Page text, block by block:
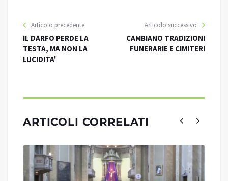
Articolo precedente
IL DARFO PERDE LA
TESTA, MA NON LA
LUCIDITA'
Articolo successivo
CAMBIANO TRADIZIONI
FUNERARIE E CIMITERI
ARTICOLI CORRELATI